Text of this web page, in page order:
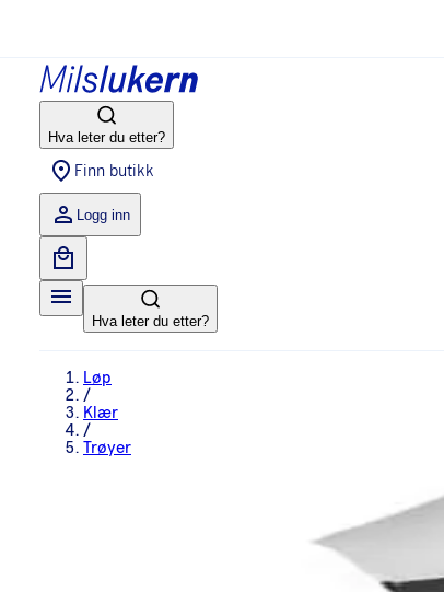
Hva leter du etter?
Finn butikk
Logg inn
Hva leter du etter?
Løp
/
Klær
/
Trøyer